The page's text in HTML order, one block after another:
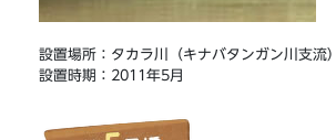
設置場所：タカラ川（キナバタンガン川支流）
設置時期：2011年5月